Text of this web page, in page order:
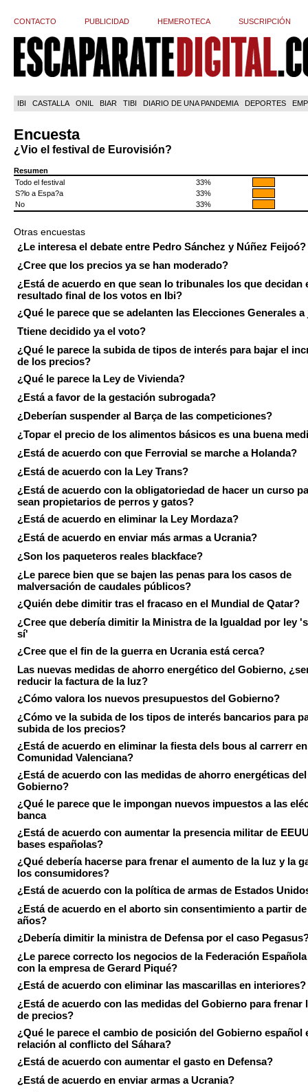
CONTACTO PUBLICIDAD HEMEROTECA SUSCRIPCIÓN
IBI CASTALLA ONIL BIAR TIBI DIARIO DE UNA PANDEMIA DEPORTES
Encuesta
¿Vio el festival de Eurovisión?
Resumen
Todo el festival
33%
S?lo a Espa?a
33%
No
33%
Otras encuestas
¿Le interesa el debate entre Pedro Sánchez y Núñez Feijoó?
¿Cree que los precios ya se han moderado?
¿Está de acuerdo en que sean lo tribunales los que decidan
resultado final de los votos en Ibi?
¿Qué le parece que se adelanten las Elecciones Generales
Ttiene decidido ya el voto?
¿Qué le parece la subida de tipos de interés para bajar el
de los precios?
¿Qué le parece la Ley de Vivienda?
¿Está a favor de la gestación subrogada?
¿Deberían suspender al Barça de las competiciones?
¿Topar el precio de los alimentos básicos es una buena
¿Está de acuerdo con que Ferrovial se marche a Holanda?
¿Está de acuerdo con la Ley Trans?
¿Está de acuerdo con la obligatoriedad de hacer un curso
sean propietarios de perros y gatos?
¿Está de acuerdo en eliminar la Ley Mordaza?
¿Está de acuerdo en enviar más armas a Ucrania?
¿Son los paqueteros reales blackface?
¿Le parece bien que se bajen las penas para los casos de
malversación de caudales públicos?
¿Quién debe dimitir tras el fracaso en el Mundial de Qatar?
¿Cree que debería dimitir la Ministra de la Igualdad por ley
sí'
¿Cree que el fin de la guerra en Ucrania está cerca?
Las nuevas medidas de ahorro energético del Gobierno,
reducir la factura de la luz?
¿Cómo valora los nuevos presupuestos del Gobierno?
¿Cómo ve la subida de los tipos de interés bancarios para
subida de los precios?
¿Está de acuerdo en eliminar la fiesta dels bous al carrerr
Comunidad Valenciana?
¿Está de acuerdo con las medidas de ahorro energéticas del
Gobierno?
¿Qué le parece que le impongan nuevos impuestos a las
banca
¿Está de acuerdo con aumentar la presencia militar de
bases españolas?
¿Qué debería hacerse para frenar el aumento de la luz y la
los consumidores?
¿Está de acuerdo con la política de armas de Estados
¿Está de acuerdo en el aborto sin consentimiento a partir
años?
¿Debería dimitir la ministra de Defensa por el caso
¿Le parece correcto los negocios de la Federación
con la empresa de Gerard Piqué?
¿Está de acuerdo con eliminar las mascarillas en interiores?
¿Está de acuerdo con las medidas del Gobierno para frenar
de precios?
¿Qué le parece el cambio de posición del Gobierno español
relación al conflicto del Sáhara?
¿Está de acuerdo con aumentar el gasto en Defensa?
¿Está de acuerdo en enviar armas a Ucrania?